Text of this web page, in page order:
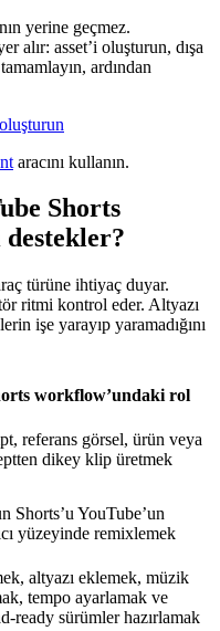
yerine geçmez.
alır: asset’i oluşturun, dışa
ardından
aracını kullanın.
Shorts
türüne ihtiyaç duyar.
ritmi kontrol eder. Altyazı
işe yarayıp yaramadığını
workflow’undaki rol
referans görsel, ürün veya
dikey klip üretmek
Shorts’u YouTube’un
yüzeyinde remixlemek
altyazı eklemek, müzik
tempo ayarlamak ve
ready sürümler hazırlamak